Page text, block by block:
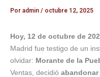
Por admin / octubre 12, 2025
Hoy, 12 de octubre de
Madrid fue testigo de un
olvidar: Morante de la
Ventas, decidió